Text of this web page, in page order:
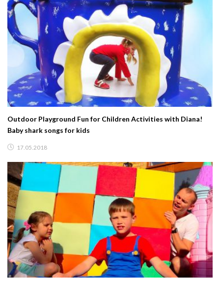
Outdoor Playground Fun for Children Activities with Diana!
Baby shark songs for kids
17.05.2018